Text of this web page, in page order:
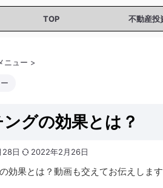
TOP 不動産投
ニュー >
ングの効果とは？
28日 2022年2月26日
効果とは？動画も交えてお伝えします